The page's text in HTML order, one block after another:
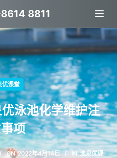
8811
优课堂
泳池化学维护注
项
ON 2022年4月14日 IN 迪泉优课